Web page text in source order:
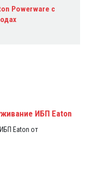
Powerware с
ИБП Eaton
Eaton от